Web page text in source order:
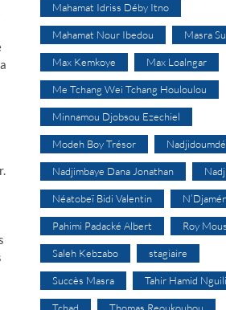
Mahamat Idriss Déby Itno
Mahamat Nour Ibedou Masra
Max Kemkoye Max Loalngar
Me Tchang Wei Tchang Houloulou
Minnamou Djobsou Ezechiel
Modeh Boy Trésor
Nadjimbaye Dana Jonathan
Néatobeï Bidi Valentin
Pahimi Padacké Albert Roy
Saleh Kebzabo stagiaire
Succès Masra Tahir Hamid